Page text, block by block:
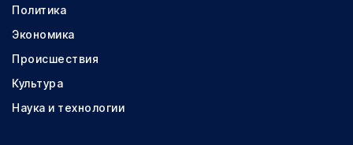
Политика
Экономика
Происшествия
Культура
Наука и технологии